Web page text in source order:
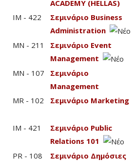
ACADEMY (HELLAS)
IM - 422
Σεμινάριο Business
Administration
MN - 211
Σεμινάριο Event
Management
MN - 107
Σεμινάριο
Management
MR - 102
Σεμινάριο Marketing
IM - 421
Σεμινάριο Public
Relations 101
PR - 108
Σεμινάριο Δημόσιες